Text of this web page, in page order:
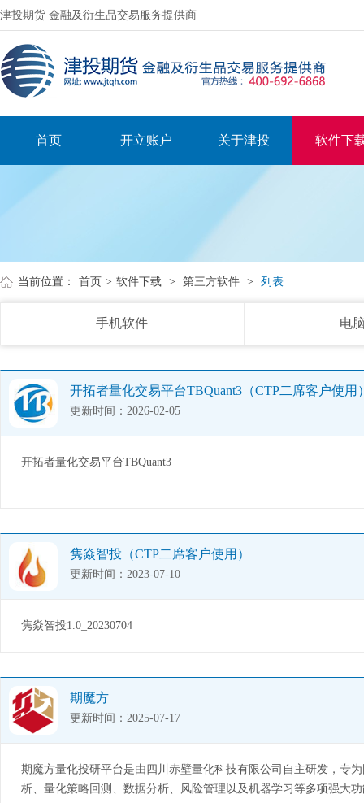
津投期货 金融及衍生品交易服务提供商
首页 开立账户 关于津投 软件下
当前位置： 首页 > 软件下载 > 第三方软件 > 列表
手机软件 电
开拓者量化交易平台TBQuant3（CTP二席客户使用
更新时间：2026-02-05
开拓者量化交易平台TBQuant3
隽焱智投（CTP二席客户使用）
更新时间：2023-07-10
隽焱智投1.0_20230704
期魔方
更新时间：2025-07-17
期魔方量化投研平台是由四川赤壁量化科技有限公司自主研发，专
析、量化策略回测、数据分析、风险管理以及机器学习等多项强大